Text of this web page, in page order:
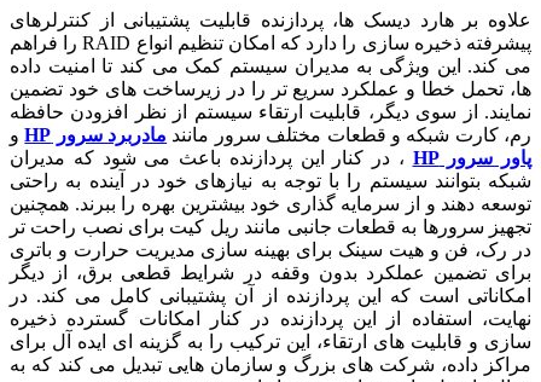
علاوه بر هارد دیسک ها، پردازنده قابلیت پشتیبانی از کنترلرهای
پیشرفته ذخیره سازی را دارد که امکان تنظیم انواع RAID را فراهم
می کند. این ویژگی به مدیران سیستم کمک می کند تا امنیت داده
ها، تحمل خطا و عملکرد سریع تر را در زیرساخت های خود تضمین
نمایند. از سوی دیگر، قابلیت ارتقاء سیستم از نظر افزودن حافظه
رم، کارت شبکه و قطعات مختلف سرور مانند مادربرد سرور HP
و
پاور سرور HP
، در کنار این پردازنده باعث می شود که مدیران
شبکه بتوانند سیستم را با توجه به نیازهای خود در آینده به راحتی
توسعه دهند و از سرمایه گذاری خود بیشترین بهره را ببرند. همچنین
تجهیز سرورها به قطعات جانبی مانند ریل کیت برای نصب راحت تر
در رک، فن و هیت سینک برای بهینه سازی مدیریت حرارت و باتری
برای تضمین عملکرد بدون وقفه در شرایط قطعی برق، از دیگر
امکاناتی است که این پردازنده از آن پشتیبانی کامل می کند. در
نهایت، استفاده از این پردازنده در کنار امکانات گسترده ذخیره
سازی و قابلیت های ارتقاء، این ترکیب را به گزینه ای ایده آل برای
مراکز داده، شرکت های بزرگ و سازمان هایی تبدیل می کند که به